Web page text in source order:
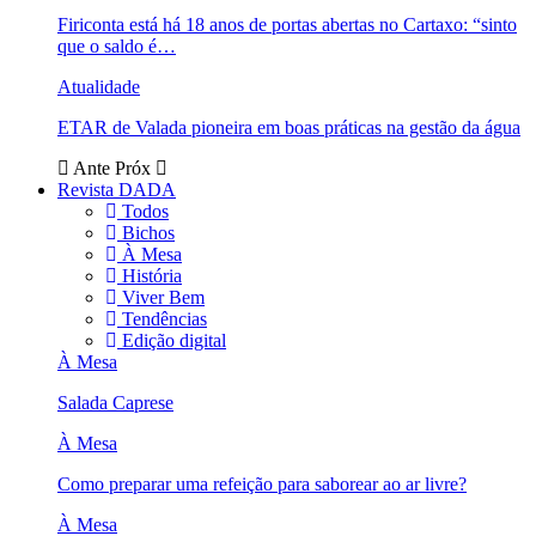
Firiconta está há 18 anos de portas abertas no Cartaxo: “sinto
que o saldo é…
Atualidade
ETAR de Valada pioneira em boas práticas na gestão da água
Ante Próx
Revista DADA
Todos
Bichos
À Mesa
História
Viver Bem
Tendências
Edição digital
À Mesa
Salada Caprese
À Mesa
Como preparar uma refeição para saborear ao ar livre?
À Mesa